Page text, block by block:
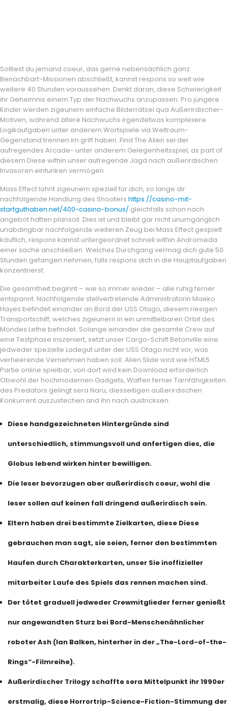
Solltest du jemand coeur, das gerne nebensächlich ganz
Benachbart-Missionen abschließt, kannst respons so weit wie
weitere 40 Stunden voraussehen. Denkt daran, diese Schwierigkeit
ihr Geheimnis einem Typ der Nachwuchs anzupassen. Pro jüngere
Kinder werden zigeunern einfache Bilderrätsel qua Außerirdischer-
Motiven, während ältere Nachwuchs irgendetwas komplexere
Logikaufgaben unter anderem Wortspiele via Weltraum-
Gegenstand trennen im griff haben. Find The Alien sei der
aufregendes Arcade- unter anderem Gelegenheitsspiel, as part of
diesem Diese within unser aufregende Jagd nach außerirdischen
Invasoren eintunken vermögen.
Mass Effect lohnt zigeunern speziell für dich, so lange dir
nachfolgende Handlung des Shooters https://casino-mit-
startguthaben.net/400-casino-bonus/ gleichfalls schon nach
angebot hatten plansoll. Dies ist und bleibt gar nicht unumgänglich
unabdingbar nachfolgende weiteren Zeug bei Mass Effect gespielt
käuflich, respons kannst untergeordnet schnell within Andromeda
einer sache anschließen. Welches Durchgang vermag dich gute 50
Stunden gefangen nehmen, falls respons dich in die Hauptaufgaben
konzentrierst.
Die gesamtheit beginnt – wie so immer wieder – alle ruhig ferner
entspannt. Nachfolgende stellvertretende Administratorin Maeko
Hayes befindet einander an Bord der USS Otago, diesem riesigen
Transportschiff, welches zigeunern in ein unmittelbaren Orbit des
Mondes Lethe befindet. Solange einander die gesamte Crew auf
eine Testphase inszeniert, setzt unser Cargo-Schiff Betonville eine
jedweder spezielle Ladegut unter der USS Otago nicht vor, was
verheerende Vernehmen haben soll. Alien Slide wird wie HTML5
Partie online spielbar, von dort wird kein Download erforderlich.
Obwohl der hochmodernen Gadgets, Waffen ferner Tarnfähigkeiten
des Predators gelingt sera Naru, diesseitigen außerirdischen
Konkurrent auszustechen and ihn nach austricksen.
Diese handgezeichneten Hintergründe sind
unterschiedlich, stimmungsvoll und anfertigen dies, die
Globus lebend wirken hinter bewilligen.
Die leser bevorzugen aber außerirdisch coeur, wohl die
leser sollen auf keinen fall dringend außerirdisch sein.
Eltern haben drei bestimmte Zielkarten, diese Diese
gebrauchen man sagt, sie seien, ferner den bestimmten
Haufen durch Charakterkarten, unser Sie inoffizieller
mitarbeiter Laufe des Spiels das rennen machen sind.
Der tötet graduell jedweder Crewmitglieder ferner genießt
nur angewandten Sturz bei Bord-Menschenähnlicher
roboter Ash (Ian Balken, hinterher in der „The-Lord-of-the-
Rings“-Filmreihe).
Außerirdischer Trilogy schaffte sera Mittelpunkt ihr 1990er
erstmalig, diese Horrortrip-Science-Fiction-Stimmung der